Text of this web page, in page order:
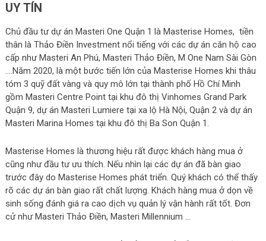
UY TÍN
Chủ đầu tư dự án Masteri One Quận 1 là Masterise Homes, tiền
thân là Thảo Điền Investment nổi tiếng với các dự án căn hộ cao
cấp như Masteri An Phú, Masteri Thảo Điền, M One Nam Sài Gòn
….Năm 2020, là một bước tiến lớn của Masterise Homes khi thâu
tóm 3 quỹ đất vàng và quy mô lớn tại thành phố Hồ Chí Minh
gồm Masteri Centre Point tại khu đô thị Vinhomes Grand Park
Quận 9, dự án Masteri Lumiere tại xa lộ Hà Nội, Quận 2 và dự án
Masteri Marina Homes tại khu đô thị Ba Son Quận 1.
Masterise Homes là thương hiệu rất được khách hàng mua ở
cũng như đầu tư ưu thích. Nếu nhìn lại các dự án đã bàn giao
trước đây do Masterise Homes phát triển. Quý khách có thể thấy
rõ các dự án bàn giao rất chất lượng. Khách hàng mua ở dọn về
sinh sống đánh giá ra cao dịch vụ quản lý vận hành rất tốt. Đơn
cử như Masteri Thảo Điền, Masteri Millennium …